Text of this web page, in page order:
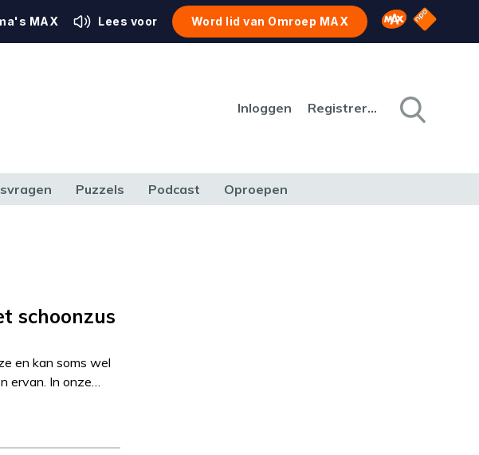
MAX Lees voor Word lid van Omroep MAX Omroep MAX
NPO
Inloggen Registreren
Puzzels Podcast Oproepen
schoonzus
en kan soms wel
ervan. In onze…